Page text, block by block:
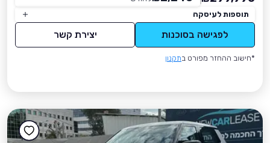
תוספות לעיסקה
לפגישה בסוכנות יצירת קשר
*חישוב ההחזר מפורט בתקנון